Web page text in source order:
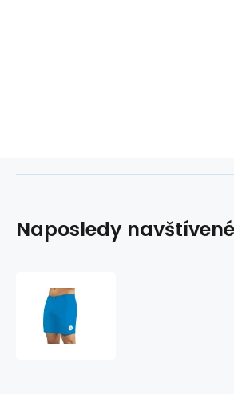
Naposledy